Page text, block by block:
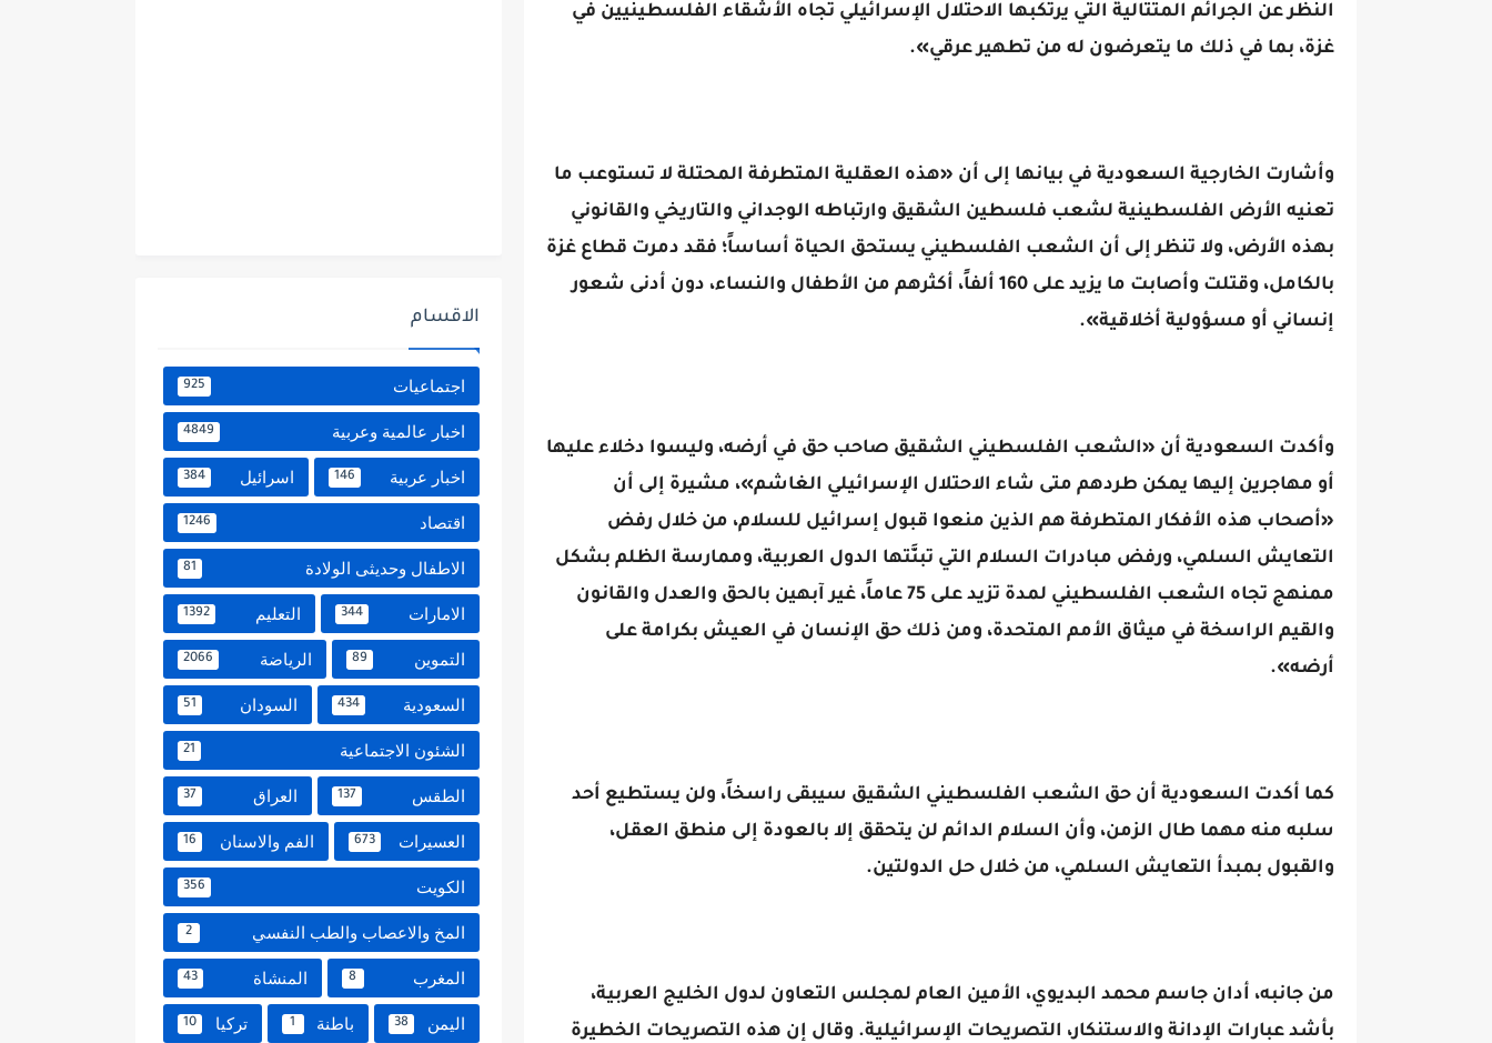
النظر عن الجرائم المتتالية التي يرتكبها الاحتلال الإسرائيلي تجاه الأشقاء الفلسطينيين في
غزة، بما في ذلك ما يتعرضون له من تطهير عرقي».
وأشارت الخارجية السعودية في بيانها إلى أن «هذه العقلية المتطرفة المحتلة لا تستوعب ما
تعنيه الأرض الفلسطينية لشعب فلسطين الشقيق وارتباطه الوجداني والتاريخي والقانوني
بهذه الأرض، ولا تنظر إلى أن الشعب الفلسطيني يستحق الحياة أساساً؛ فقد دمرت قطاع غزة
بالكامل، وقتلت وأصابت ما يزيد على 160 ألفاً، أكثرهم من الأطفال والنساء، دون أدنى شعور
إنساني أو مسؤولية أخلاقية».
وأكدت السعودية أن «الشعب الفلسطيني الشقيق صاحب حق في أرضه، وليسوا دخلاء عليها
أو مهاجرين إليها يمكن طردهم متى شاء الاحتلال الإسرائيلي الغاشم»، مشيرة إلى أن
«أصحاب هذه الأفكار المتطرفة هم الذين منعوا قبول إسرائيل للسلام، من خلال رفض
التعايش السلمي، ورفض مبادرات السلام التي تبنَّتها الدول العربية، وممارسة الظلم بشكل
ممنهج تجاه الشعب الفلسطيني لمدة تزيد على 75 عاماً، غير آبهين بالحق والعدل والقانون
والقيم الراسخة في ميثاق الأمم المتحدة، ومن ذلك حق الإنسان في العيش بكرامة على
أرضه».
كما أكدت السعودية أن حق الشعب الفلسطيني الشقيق سيبقى راسخاً، ولن يستطيع أحد
سلبه منه مهما طال الزمن، وأن السلام الدائم لن يتحقق إلا بالعودة إلى منطق العقل،
والقبول بمبدأ التعايش السلمي، من خلال حل الدولتين.
من جانبه، أدان جاسم محمد البديوي، الأمين العام لمجلس التعاون لدول الخليج العربية،
بأشد عبارات الإدانة والاستنكار، التصريحات الإسرائيلية. وقال إن هذه التصريحات الخطيرة
الاقسام
اجتماعيات 925
اخبار عالمية وعربية 4849
اخبار عربية 146 اسرائيل 384
اقتصاد 1246
الاطفال وحديثى الولادة 81
الامارات 344 التعليم 1392
التموين 89 الرياضة 2066
السعودية 434 السودان 51
الشئون الاجتماعية 21
الطقس 137 العراق 37
العسيرات 673 الفم والاسنان 16
الكويت 356
المخ والاعصاب والطب النفسي 2
المغرب 8 المنشاة 43
اليمن 38 باطنة 1 تركيا 10